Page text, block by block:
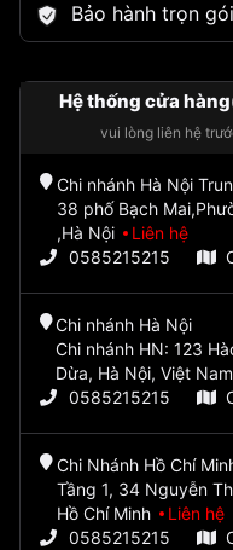
Bảo hành trọn
Hệ thống cửa
vui lòng liên hệ
Chi nhánh Hà Nội
38 phố Bạch
,Hà Nội
Liên hệ
0585215215
Chi nhánh Hà Nội
Chi nhánh HN: 123
Dừa, Hà Nội, Việt Nam
0585215215
Chi Nhánh Hồ Chí
Tầng 1, 34 Nguyễn
Hồ Chí Minh
Liên hệ
0585215215